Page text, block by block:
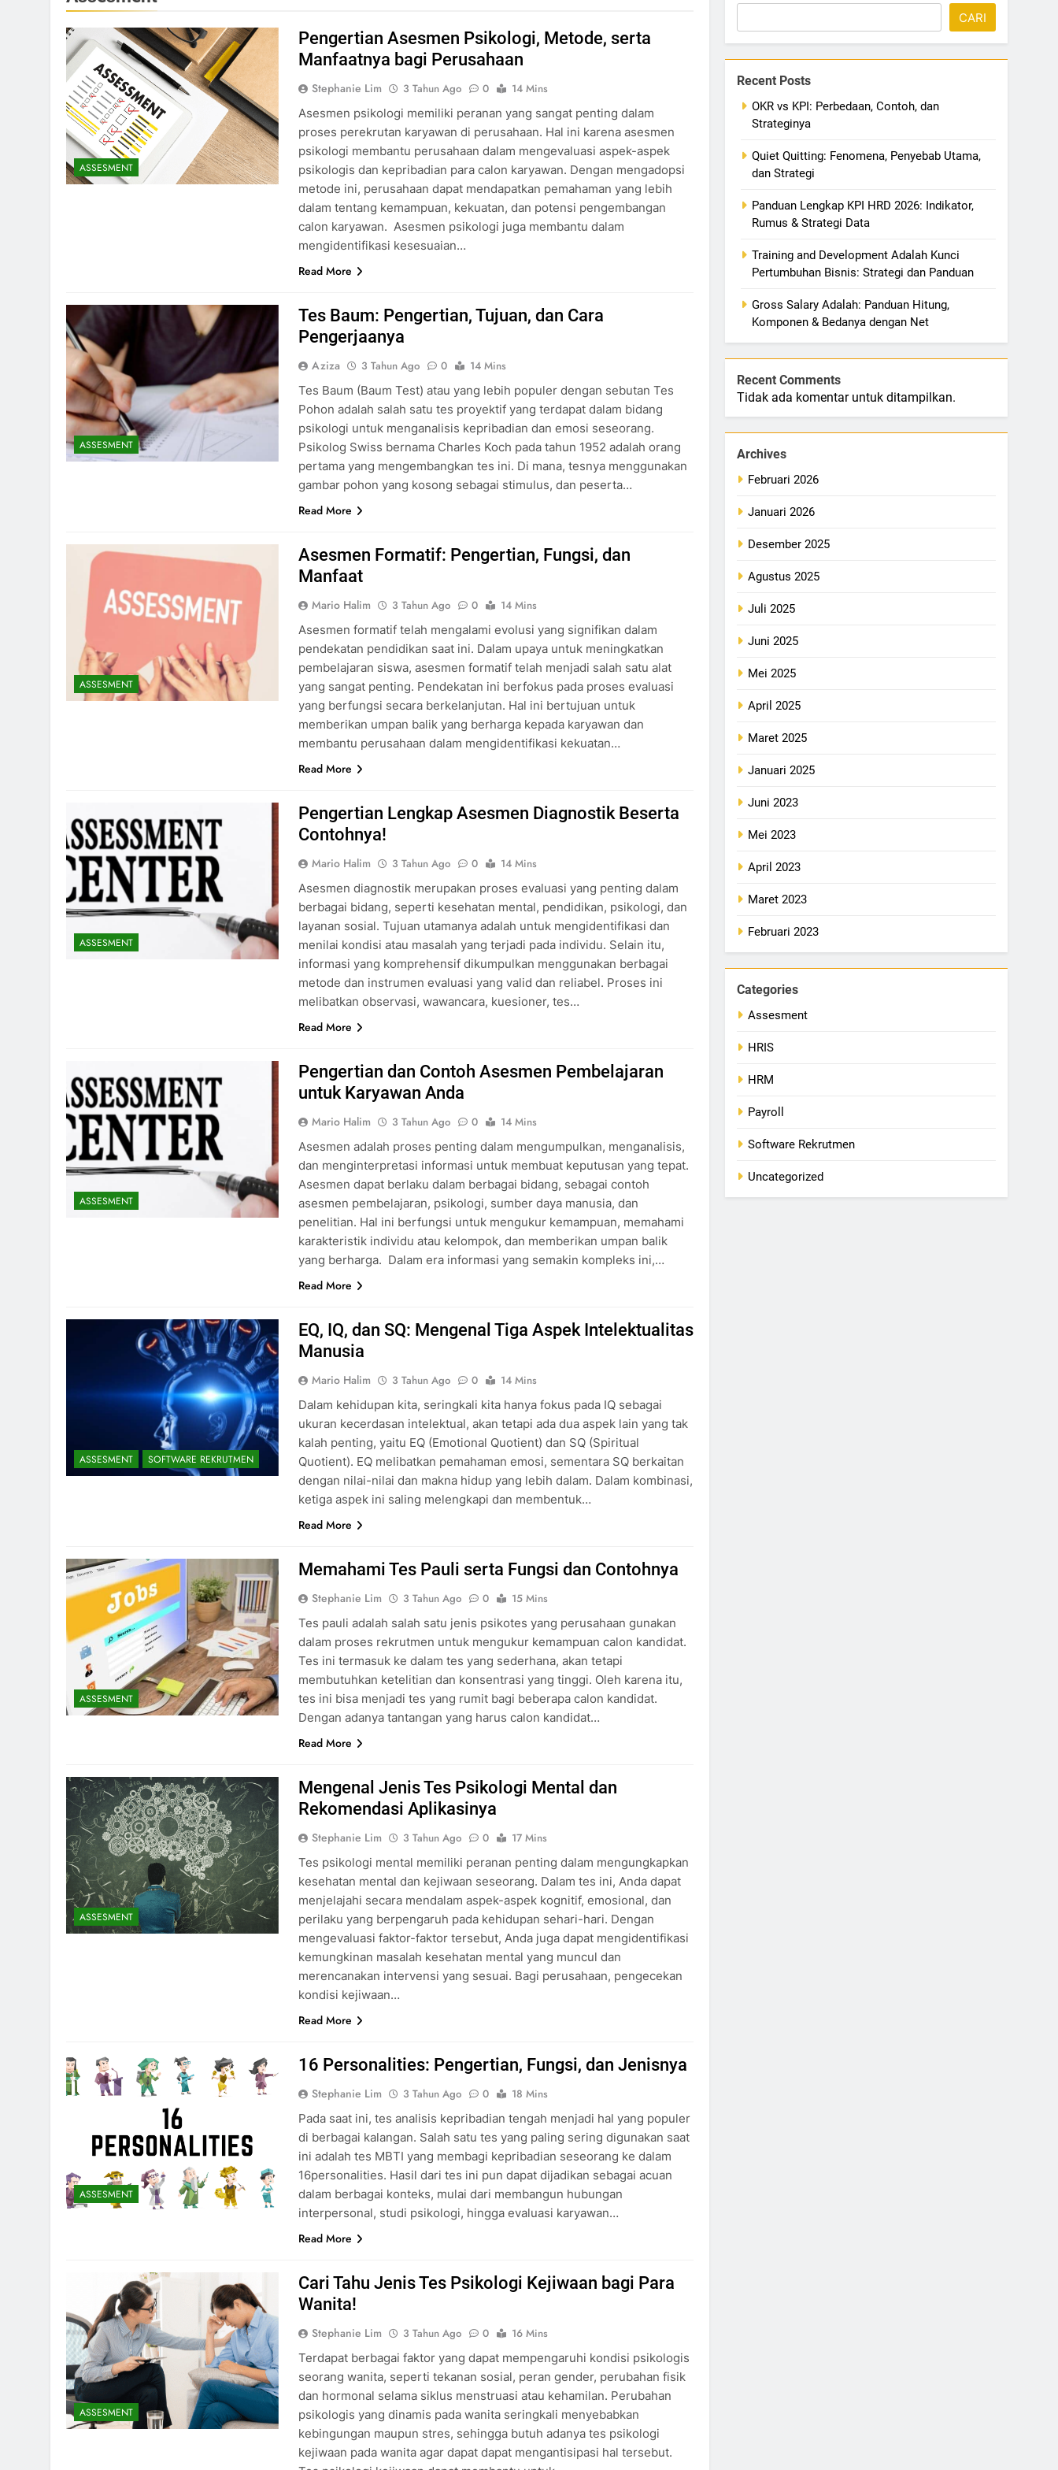
ASSESMENT
Pengertian Asesmen Psikologi, Metode, serta
Manfaatnya bagi Perusahaan
Stephanie Lim 3 Tahun Ago 0
14 Mins
Asesmen psikologi memiliki peranan yang sangat penting dalam
proses perekrutan karyawan di perusahaan. Hal ini karena asesmen
psikologi membantu perusahaan dalam mengevaluasi aspek-aspek
psikologis dan kepribadian para calon karyawan. Dengan mengadopsi
metode ini, perusahaan dapat mendapatkan pemahaman yang lebih
dalam tentang kemampuan, kekuatan, dan potensi pengembangan
calon karyawan. Asesmen psikologi juga membantu dalam
mengidentifikasi kesesuaian…
Read More
ASSESMENT
Tes Baum: Pengertian, Tujuan, dan Cara
Pengerjaanya
Aziza 3 Tahun Ago 0
14 Mins
Tes Baum (Baum Test) atau yang lebih populer dengan sebutan Tes
Pohon adalah salah satu tes proyektif yang terdapat dalam bidang
psikologi untuk menganalisis kepribadian dan emosi seseorang.
Psikolog Swiss bernama Charles Koch pada tahun 1952 adalah orang
pertama yang mengembangkan tes ini. Di mana, tesnya menggunakan
gambar pohon yang kosong sebagai stimulus, dan peserta…
Read More
ASSESMENT
Asesmen Formatif: Pengertian, Fungsi, dan
Manfaat
Mario Halim 3 Tahun Ago 0
14 Mins
Asesmen formatif telah mengalami evolusi yang signifikan dalam
pendekatan pendidikan saat ini. Dalam upaya untuk meningkatkan
pembelajaran siswa, asesmen formatif telah menjadi salah satu alat
yang sangat penting. Pendekatan ini berfokus pada proses evaluasi
yang berfungsi secara berkelanjutan. Hal ini bertujuan untuk
memberikan umpan balik yang berharga kepada karyawan dan
membantu perusahaan dalam mengidentifikasi kekuatan…
Read More
ASSESMENT
Pengertian Lengkap Asesmen Diagnostik Beserta
Contohnya!
Mario Halim 3 Tahun Ago 0
14 Mins
Asesmen diagnostik merupakan proses evaluasi yang penting dalam
berbagai bidang, seperti kesehatan mental, pendidikan, psikologi, dan
layanan sosial. Tujuan utamanya adalah untuk mengidentifikasi dan
menilai kondisi atau masalah yang terjadi pada individu. Selain itu,
informasi yang komprehensif dikumpulkan menggunakan berbagai
metode dan instrumen evaluasi yang valid dan reliabel. Proses ini
melibatkan observasi, wawancara, kuesioner, tes…
Read More
ASSESMENT
Pengertian dan Contoh Asesmen Pembelajaran
untuk Karyawan Anda
Mario Halim 3 Tahun Ago 0
14 Mins
Asesmen adalah proses penting dalam mengumpulkan, menganalisis,
dan menginterpretasi informasi untuk membuat keputusan yang tepat.
Asesmen dapat berlaku dalam berbagai bidang, sebagai contoh
asesmen pembelajaran, psikologi, sumber daya manusia, dan
penelitian. Hal ini berfungsi untuk mengukur kemampuan, memahami
karakteristik individu atau kelompok, dan memberikan umpan balik
yang berharga. Dalam era informasi yang semakin kompleks ini,…
Read More
ASSESMENT SOFTWARE REKRUTMEN
EQ, IQ, dan SQ: Mengenal Tiga Aspek Intelektualitas
Manusia
Mario Halim 3 Tahun Ago 0
14 Mins
Dalam kehidupan kita, seringkali kita hanya fokus pada IQ sebagai
ukuran kecerdasan intelektual, akan tetapi ada dua aspek lain yang tak
kalah penting, yaitu EQ (Emotional Quotient) dan SQ (Spiritual
Quotient). EQ melibatkan pemahaman emosi, sementara SQ berkaitan
dengan nilai-nilai dan makna hidup yang lebih dalam. Dalam kombinasi,
ketiga aspek ini saling melengkapi dan membentuk…
Read More
ASSESMENT
Memahami Tes Pauli serta Fungsi dan Contohnya
Stephanie Lim 3 Tahun Ago 0
15 Mins
Tes pauli adalah salah satu jenis psikotes yang perusahaan gunakan
dalam proses rekrutmen untuk mengukur kemampuan calon kandidat.
Tes ini termasuk ke dalam tes yang sederhana, akan tetapi
membutuhkan ketelitian dan konsentrasi yang tinggi. Oleh karena itu,
tes ini bisa menjadi tes yang rumit bagi beberapa calon kandidat.
Dengan adanya tantangan yang harus calon kandidat…
Read More
ASSESMENT
Mengenal Jenis Tes Psikologi Mental dan
Rekomendasi Aplikasinya
Stephanie Lim 3 Tahun Ago 0
17 Mins
Tes psikologi mental memiliki peranan penting dalam mengungkapkan
kesehatan mental dan kejiwaan seseorang. Dalam tes ini, Anda dapat
menjelajahi secara mendalam aspek-aspek kognitif, emosional, dan
perilaku yang berpengaruh pada kehidupan sehari-hari. Dengan
mengevaluasi faktor-faktor tersebut, Anda juga dapat mengidentifikasi
kemungkinan masalah kesehatan mental yang muncul dan
merencanakan intervensi yang sesuai. Bagi perusahaan, pengecekan
kondisi kejiwaan…
Read More
ASSESMENT
16 Personalities: Pengertian, Fungsi, dan Jenisnya
Stephanie Lim 3 Tahun Ago 0
18 Mins
Pada saat ini, tes analisis kepribadian tengah menjadi hal yang populer
di berbagai kalangan. Salah satu tes yang paling sering digunakan saat
ini adalah tes MBTI yang membagi kepribadian seseorang ke dalam
16personalities. Hasil dari tes ini pun dapat dijadikan sebagai acuan
dalam berbagai konteks, mulai dari membangun hubungan
interpersonal, studi psikologi, hingga evaluasi karyawan…
Read More
ASSESMENT
Cari Tahu Jenis Tes Psikologi Kejiwaan bagi Para
Wanita!
Stephanie Lim 3 Tahun Ago 0
16 Mins
Terdapat berbagai faktor yang dapat mempengaruhi kondisi psikologis
seorang wanita, seperti tekanan sosial, peran gender, perubahan fisik
dan hormonal selama siklus menstruasi atau kehamilan. Perubahan
psikologis yang dinamis pada wanita seringkali menyebabkan
kebingungan maupun stres, sehingga butuh adanya tes psikologi
kejiwaan pada wanita agar dapat dapat mengantisipasi hal tersebut.
CARI
Recent Posts
OKR vs KPI: Perbedaan, Contoh, dan
Strateginya
Quiet Quitting: Fenomena, Penyebab Utama,
dan Strategi
Panduan Lengkap KPI HRD 2026: Indikator,
Rumus & Strategi Data
Training and Development Adalah Kunci
Pertumbuhan Bisnis: Strategi dan Panduan
Gross Salary Adalah: Panduan Hitung,
Komponen & Bedanya dengan Net
Recent Comments
Tidak ada komentar untuk ditampilkan.
Archives
Februari 2026
Januari 2026
Desember 2025
Agustus 2025
Juli 2025
Juni 2025
Mei 2025
April 2025
Maret 2025
Januari 2025
Juni 2023
Mei 2023
April 2023
Maret 2023
Februari 2023
Categories
Assesment
HRIS
HRM
Payroll
Software Rekrutmen
Uncategorized